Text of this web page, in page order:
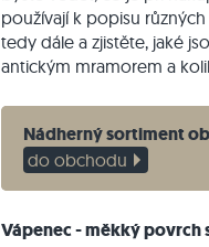
používají k popisu
tedy dále a zjistěte, jaké
antickým mramorem a
Nádherný sortiment
do obchodu
Vápenec - měkký povrch